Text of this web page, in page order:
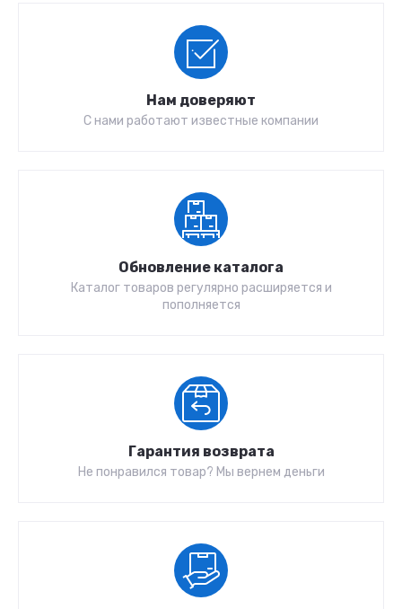
Нам доверяют
С нами работают известные компании
Обновление каталога
Каталог товаров регулярно расширяется и
пополняется
Гарантия возврата
Не понравился товар? Мы вернем деньги